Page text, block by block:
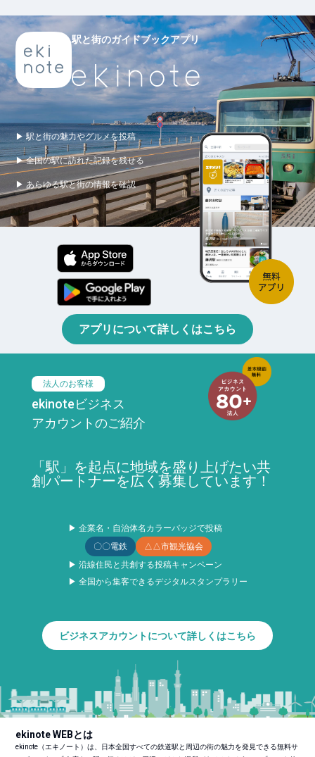
駅と街のガイドブックアプリ
▶ 駅と街の魅力やグルメを投稿
▶ 全国の駅に訪れた記録を残せる
▶ あらゆる駅と街の情報を確認
アプリについて詳しくはこちら
法人のお客様
ekinoteビジネス
アカウントのご紹介
「駅」を起点に地域を盛り上げたい共
創パートナーを広く募集しています！
▶ 企業名・自治体名カラーバッジで投稿
〇〇電鉄
△△市観光協会
▶ 沿線住民と共創する投稿キャンペーン
▶ 全国から集客できるデジタルスタンプラリー
ビジネスアカウントについて詳しくはこちら
ekinote WEBとは
ekinote（エキノート）は、日本全国すべての鉄道駅と周辺の街の魅力を発見できる無料サ